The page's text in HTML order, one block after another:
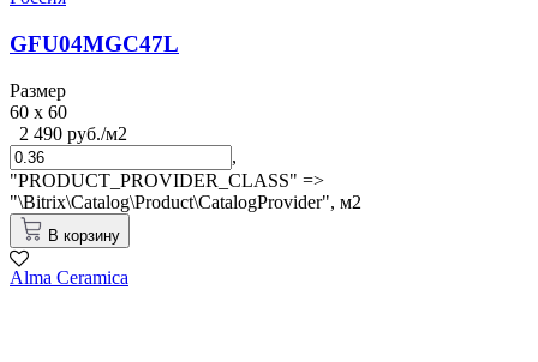
GFU04MGC47L
Размер
60 x 60
2 490 руб./м2
,
"PRODUCT_PROVIDER_CLASS" =>
"\Bitrix\Catalog\Product\CatalogProvider", м2
В корзину
Alma Ceramica